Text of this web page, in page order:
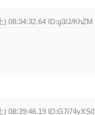
) 08:34:32.64 ID:g3/J/KhZM
) 08:39:46.19 ID:G7i74yXS0